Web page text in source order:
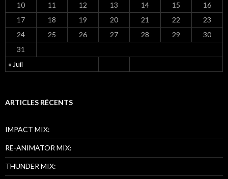
« Juil
10
11 12 13 14 15
16
17
18 19 20 21 22
23
24
25 26 27 28 29
30
31
ARTICLES RÉCENTS
IMPACT MIX:
RE-ANIMATOR MIX:
THUNDER MIX: